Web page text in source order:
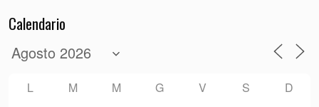
Calendario
L M M G V S D